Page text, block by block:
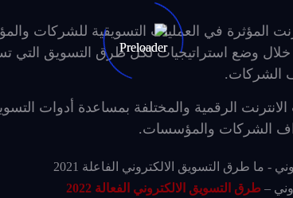
المؤثرة في العمليات التسويقية للشركات
وضع استراتيجيات لكل طرق التسويق التي
الشركات.
الرقمية والمختلفة بمساعدة أدوات
الشركات والمؤسسات.
– طرق التسويق الالكتروني الفعالة 2022